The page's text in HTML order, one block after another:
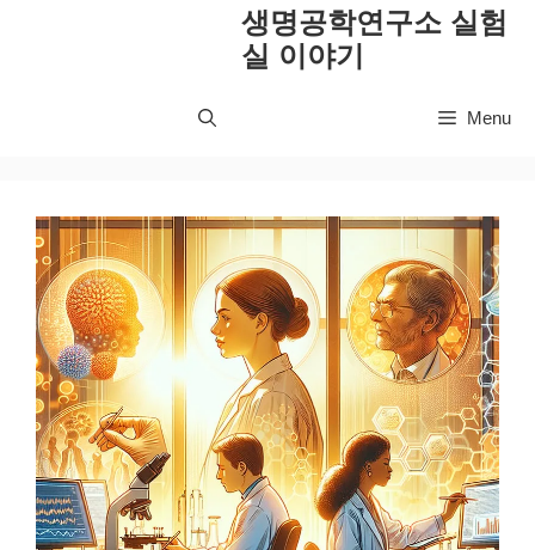
생명공학연구소 실험
실 이야기
Menu